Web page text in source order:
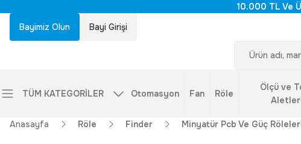
10.000 TL Ve
Bayimiz Olun
Bayi Girişi
TÜM KATEGORİLER Otomasyon Fan Röle
Ölçü ve
Anasayfa Röle Finder Minyatür Pcb Ve Güç